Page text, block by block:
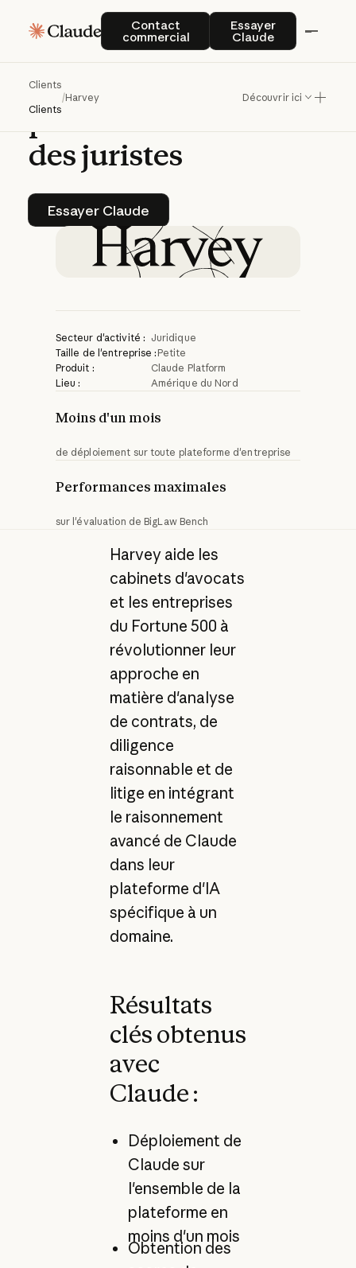
Contact
commercial
Contact commercial
Essayer
Claude
Essayer Claude
Clients
Clients
/Harvey Découvrir ici
Claudepermetà
Harveyde
transformer
profondeur
desjuristes
Essayer Claude
Essayer Claude
Secteur d'activité : Juridique
Taille de l'entreprise : Petite
Produit :
Claude Platform
Lieu :
Amérique du Nord
Moins d'un mois
de déploiement sur toute plateforme d'entreprise
Performances maximales
sur l'évaluation de BigLaw Bench
Harvey aide les
cabinets d'avocats
et les entreprises
du Fortune 500 à
révolutionner leur
approche en
matière d'analyse
de contrats, de
diligence
raisonnable et de
litige en intégrant
le raisonnement
avancé de Claude
dans leur
plateforme d'IA
spécifique à un
domaine.
Résultats
clés obtenus
avec
Claude :
Déploiement de
Claude sur
l'ensemble de la
plateforme en
moins d'un mois
Obtention des